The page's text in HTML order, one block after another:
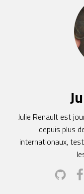
Julie Renault est
depuis plus
internationaux,